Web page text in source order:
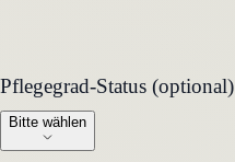
Pflegegrad-Status (optional)
Pflegegrad-Status (optional)
Bitte wählen